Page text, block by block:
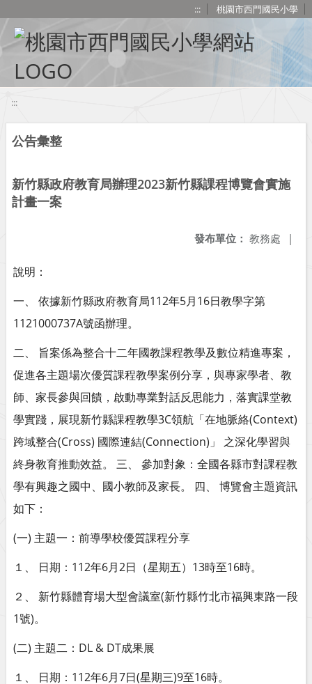
::: 桃園市西門國民小學
:::
公告彙整
新竹縣政府教育局辦理2023新竹縣課程博覽會實施
計畫一案
發布單位： 教務處 |
說明：
一、 依據新竹縣政府教育局112年5月16日教學字第
1121000737A號函辦理。
二、 旨案係為整合十二年國教課程教學及數位精進專案，
促進各主題場次優質課程教學案例分享，與專家學者、教
師、家長參與回饋，啟動專業對話反思能力，落實課堂教
學實踐，展現新竹縣課程教學3C領航「在地脈絡(Context)
跨域整合(Cross) 國際連結(Connection)」 之深化學習與
終身教育推動效益。 三、 參加對象：全國各縣市對課程教
學有興趣之國中、國小教師及家長。 四、 博覽會主題資訊
如下：
(一) 主題一：前導學校優質課程分享
１、 日期：112年6月2日（星期五）13時至16時。
２、 新竹縣體育場大型會議室(新竹縣竹北市福興東路一段
1號)。
(二) 主題二：DL & DT成果展
１、 日期：112年6月7日(星期三)9至16時。